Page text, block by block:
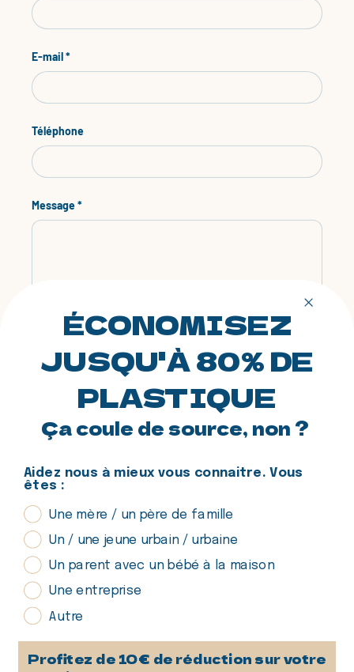
E-mail
Téléphone
Message
La fontaine à eau sans branchement.
Retrouvez-nous sur les réseaux sociaux :
FacebookInstagramTikTok
En savoir plus
ÉCONOMISEZ
JUSQU'À 80% DE
PLASTIQUE
Ça coule de source, non ?
Aidez nous à mieux vous connaitre. Vous
êtes :
Une mère / un père de famille
Un / une jeune urbain / urbaine
Un parent avec un bébé à la maison
Une entreprise
Autre
Profitez de 10€ de réduction sur votre